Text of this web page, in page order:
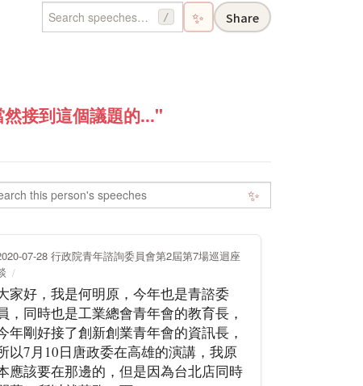
/ ✨ Share
接到這個議題的..."
✨
07-28 行政院青年諮詢委員會第2屆第7場巡迴座
家好，我是何明原，今年也是青諮委
，同時也是工業總會青年會的教育長，
年剛好接了創新創業青年會的資訊長，
以7月10日唐政委在高雄的演講，我原
應該要在那邊的，但是因為台北店同時